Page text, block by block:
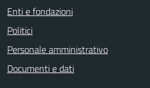
Enti e fondazioni
Politici
Personale amministrativo
Documenti e dati